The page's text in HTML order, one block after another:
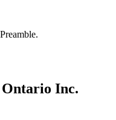
Ontario Inc.